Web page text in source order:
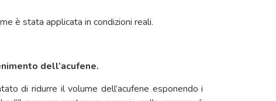
è stata applicata in condizioni reali.
dell’acufene.
di ridurre il volume dell’acufene esponendo i